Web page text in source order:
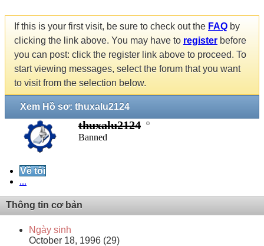
If this is your first visit, be sure to check out the FAQ by
clicking the link above. You may have to register before
you can post: click the register link above to proceed. To
start viewing messages, select the forum that you want
to visit from the selection below.
Xem Hồ sơ: thuxalu2124
thuxalu2124
Banned
Về tôi
...
Thông tin cơ bản
Ngày sinh
October 18, 1996 (29)